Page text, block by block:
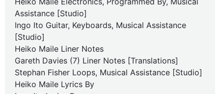
Assistance [Studio]
Ingo Ito Guitar, Keyboards, Musical Assistance
[Studio]
Heiko Maile Liner Notes
Gareth Davies (7) Liner Notes [Translations]
Stephan Fisher Loops, Musical Assistance [Studio]
Heiko Maile Lyrics By